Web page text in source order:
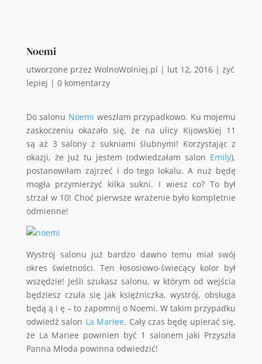
Noemi
utworzone przez WolnoWolniej.pl | lut 12, 2016| żyć
lepiej | 0 komentarzy
Do salonu Noemi weszłam przypadkowo. Ku mojemu
zaskoczeniu okazało się, że na ulicy Kijowskiej 11
są aż 3 salony z sukniami ślubnymi! Korzystając z
okazji, że już tu jestem (odwiedzałam salon Emily),
postanowiłam zajrzeć i do tego lokalu. A nuż będę
mogła przymierzyć kilka sukni. I wiesz co? To był
strzał w 10! Choć pierwsze wrażenie było kompletnie
odmienne!
Wystrój salonu już bardzo dawno temu miał swój
okres świetności. Ten łososiowo-świecący kolor był
wszędzie! Jeśli szukasz salonu, w którym od wejścia
będziesz czuła się jak księżniczka, wystrój, obsługa
będą ą i ę – to zapomnij o Noemi. W takim przypadku
odwiedź salon La Mariee. Cały czas będę upierać się,
że La Mariee powinien być 1 salonem jaki Przyszła
Panna Młoda powinna odwiedzić!